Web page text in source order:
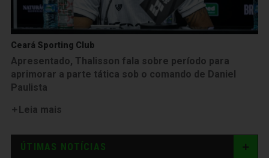
Ceará Sporting Club
Apresentado, Thalisson fala sobre período para
aprimorar a parte tática sob o comando de Daniel
Paulista
Leia mais
ÚTIMAS NOTÍCIAS